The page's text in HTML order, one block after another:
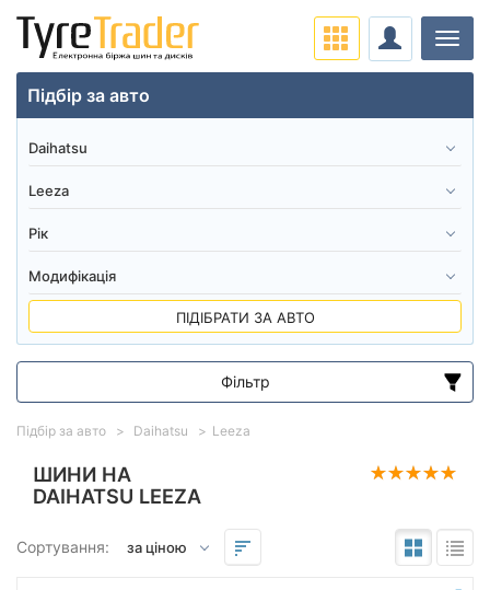
ШИНИ НА
DAIHATSU LEEZA
Сортування:
Підбір за авто Daihatsu Leeza
Підбір за авто
ПІДІБРАТИ ЗА АВТО
Фільтр
Діапазон цін
від